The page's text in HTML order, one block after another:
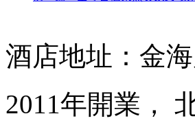
酒店地址：金
2011年開業，